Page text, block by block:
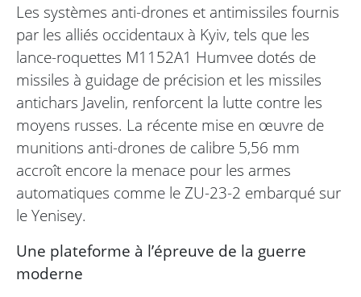
Les systèmes anti-drones et antimissiles fournis
par les alliés occidentaux à Kyiv, tels que les
lance-roquettes M1152A1 Humvee dotés de
missiles à guidage de précision et les missiles
antichars Javelin, renforcent la lutte contre les
moyens russes. La récente mise en œuvre de
munitions anti-drones de calibre 5,56 mm
accroît encore la menace pour les armes
automatiques comme le ZU-23-2 embarqué sur
le Yenisey.
Une plateforme à l’épreuve de la guerre
moderne